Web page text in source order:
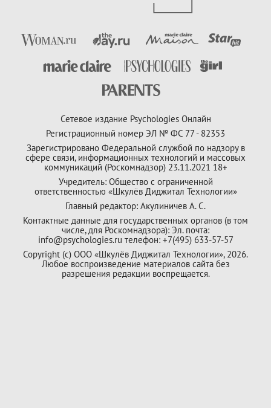
Сетевое издание Psychologies Онлайн
Регистрационный номер ЭЛ № ФС 77 - 82353
Зарегистрировано Федеральной службой по надзору в
сфере связи, информационных технологий и массовых
коммуникаций (Роскомнадзор) 23.11.2021 18+
Учредитель: Общество с ограниченной
ответственностью «Шкулёв Диджитал Технологии»
Главный редактор: Акулиничев А. С.
Контактные данные для государственных органов (в том
числе, для Роскомнадзора): Эл. почта:
info@psychologies.ru телефон: +7(495) 633-57-57
Copyright (с) ООО «Шкулёв Диджитал Технологии», 2026.
Любое воспроизведение материалов сайта без
разрешения редакции воспрещается.